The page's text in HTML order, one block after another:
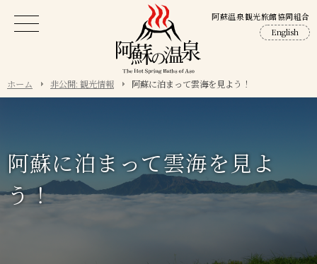
阿蘇温泉観光旅館協同組合
English
ホーム 非公開: 観光情報 阿蘇に泊まって雲海を見よう！
阿蘇に泊まって雲海を見よ
う！